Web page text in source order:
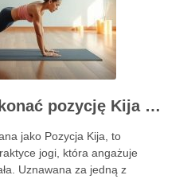
Jak skutecznie wykonać pozycję Kija w jodze? Przewodnik krok po kroku
jako Pozycja Kija, to
jogi, która angażuje
Uznawana za jedną z